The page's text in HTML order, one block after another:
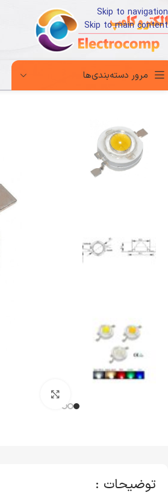
Skip to navigation
Skip to main content
مرور دسته‌بندی‌ها
توضیحات :